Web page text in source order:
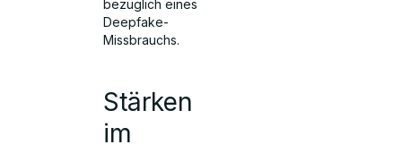
bezüglich eines
Deepfake-
Missbrauchs.
Stärken
im